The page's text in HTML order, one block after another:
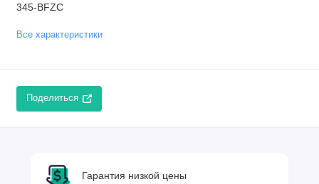
345-BFZC
Все характеристики
Поделиться
Гарантия низкой цены